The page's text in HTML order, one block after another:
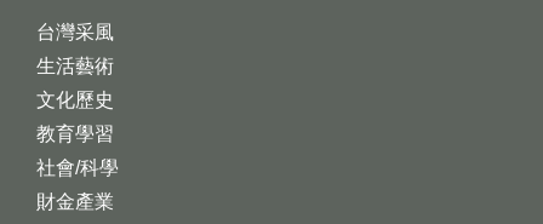
台灣采風
生活藝術
文化歷史
教育學習
社會/科學
財金產業